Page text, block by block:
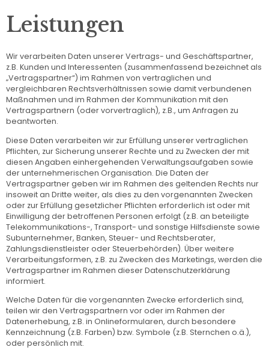
Leistungen
Wir verarbeiten Daten unserer Vertrags- und Geschäftspartner,
z.B. Kunden und Interessenten (zusammenfassend bezeichnet als
„Vertragspartner“) im Rahmen von vertraglichen und
vergleichbaren Rechtsverhältnissen sowie damit verbundenen
Maßnahmen und im Rahmen der Kommunikation mit den
Vertragspartnern (oder vorvertraglich), z.B., um Anfragen zu
beantworten.
Diese Daten verarbeiten wir zur Erfüllung unserer vertraglichen
Pflichten, zur Sicherung unserer Rechte und zu Zwecken der mit
diesen Angaben einhergehenden Verwaltungsaufgaben sowie
der unternehmerischen Organisation. Die Daten der
Vertragspartner geben wir im Rahmen des geltenden Rechts nur
insoweit an Dritte weiter, als dies zu den vorgenannten Zwecken
oder zur Erfüllung gesetzlicher Pflichten erforderlich ist oder mit
Einwilligung der betroffenen Personen erfolgt (z.B. an beteiligte
Telekommunikations-, Transport- und sonstige Hilfsdienste sowie
Subunternehmer, Banken, Steuer- und Rechtsberater,
Zahlungsdienstleister oder Steuerbehörden). Über weitere
Verarbeitungsformen, z.B. zu Zwecken des Marketings, werden die
Vertragspartner im Rahmen dieser Datenschutzerklärung
informiert.
Welche Daten für die vorgenannten Zwecke erforderlich sind,
teilen wir den Vertragspartnern vor oder im Rahmen der
Datenerhebung, z.B. in Onlineformularen, durch besondere
Kennzeichnung (z.B. Farben) bzw. Symbole (z.B. Sternchen o.ä.),
oder persönlich mit.